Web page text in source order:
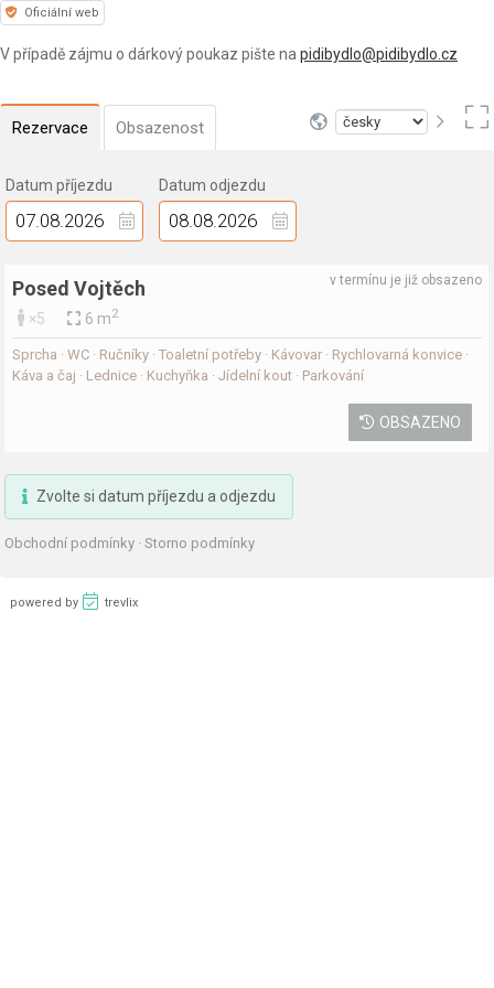
Oficiální web
V případě zájmu o dárkový poukaz pište na pidibydlo@pidibydlo.cz
Rezervace Obsazenost
Datum příjezdu Datum odjezdu
Posed Vojtěch
×5 6 m2
v termínu je již obsazeno
Sprcha · WC · Ručníky · Toaletní potřeby · Kávovar · Rychlovarná konvice ·
Káva a čaj · Lednice · Kuchyňka · Jídelní kout · Parkování
OBSAZENO
Zvolte si datum příjezdu a odjezdu
Obchodní podmínky ·Storno podmínky
powered by trevlix